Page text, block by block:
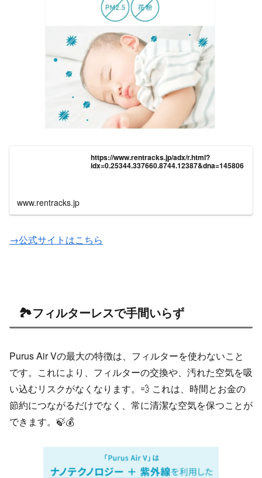
https://www.rentracks.jp/adx/r.html?
idx=0.25344.337660.8744.12387&dna=145806
www.rentracks.jp
→公式サイトはこちら
🏞️フィルターレスで手間いらず
Purus Air Vの最大の特徴は、フィルターを使わないこと
です。これにより、フィルターの交換や、汚れた空気を吸
い込むリスクがなくなります。💨 これは、時間とお金の
節約につながるだけでなく、常に清潔な空気を保つことが
できます。🍃💰